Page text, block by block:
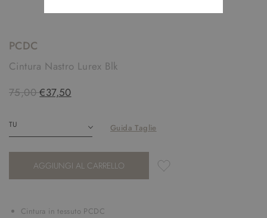
PCDC
Cintura Nastro Lurex Blk
75,00 €37,50
Guida Taglie
AGGIUNGI AL CARRELLO
Cintura in tessuto PCDC